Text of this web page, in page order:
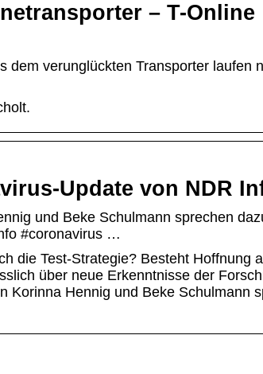
– T-Online
dem verunglückten Transporter laufen
Update von NDR
und Beke Schulmann sprechen
#coronavirus …
die Test-Strategie? Besteht Hoffnung
über neue Erkenntnisse der
Korinna Hennig und Beke Schulmann